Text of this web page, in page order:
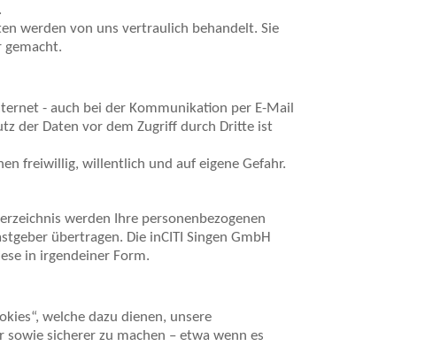
werden von uns vertraulich behandelt. Sie
- auch bei der Kommunikation per E-Mail
der Daten vor dem Zugriff durch Dritte ist
freiwillig, willentlich und auf eigene Gefahr.
werden Ihre personenbezogenen
übertragen. Die inCITI Singen GmbH
in irgendeiner Form.
welche dazu dienen, unsere
sicherer zu machen – etwa wenn es